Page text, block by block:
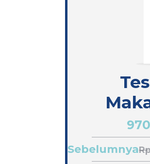
Sebelumnya